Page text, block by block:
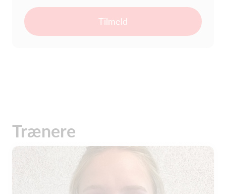
Tilmeld
Trænere